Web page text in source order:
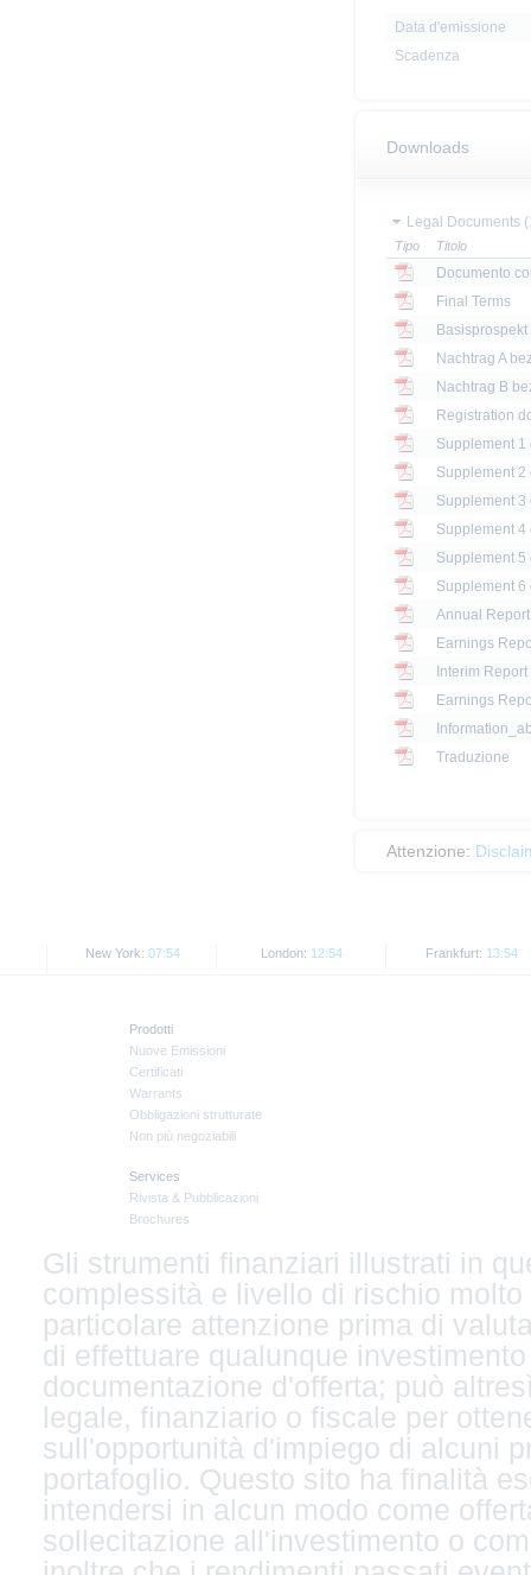
Data d'emissione
Scadenza
Downloads
Legal Documents
Tipo Titolo
Documento
Final Terms
Registration
Annual
Earnings
Interim
Earnings
Traduzione
Attenzione:
New York: 07:54 London: 12:54 Frankfurt: 13:54
Prodotti
Nuove Emissioni
Certificati
Warrants
Obbligazioni strutturate
Non più negoziabili
Services
Rivista & Pubblicazioni
Brochures
Gli strumenti finanziari illustrati in
complessità e livello di rischio
particolare attenzione prima di
di effettuare qualunque
documentazione d'offerta; può
legale, finanziario o fiscale per
sull'opportunità d'impiego di alcuni
portafoglio. Questo sito ha finalità
intendersi in alcun modo come
sollecitazione all'investimento o